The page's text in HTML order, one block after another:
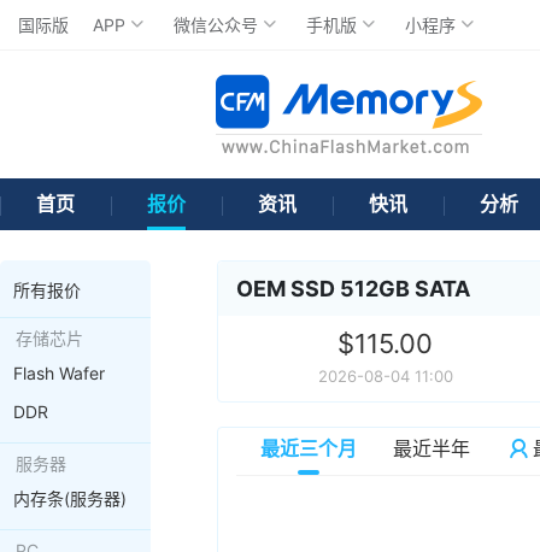
国际版 APP 微信公众号 手机版 小程序
首页 报价 资讯 快讯 分析
所有报价
存储芯片
Flash Wafer
DDR
服务器
内存条(服务器)
OEM SSD 512GB SATA
$115.00
2026-08-04 11:00
最近三个月 最近半年